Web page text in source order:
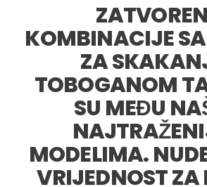
KOMBINACIJE
ZA
TOBOGANOM
SU MEĐU
MODELIMA.
VRIJEDNOST ZA